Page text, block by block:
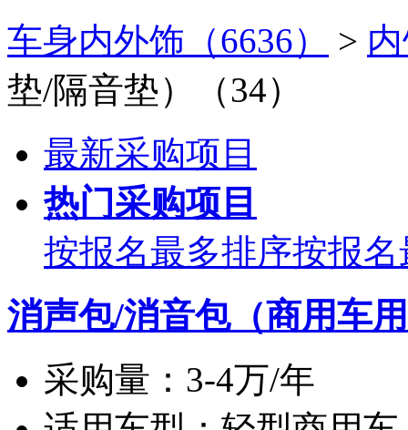
车身内外饰（6636）
>
垫/隔音垫）（34）
最新采购项目
热门采购项目
按报名最多排序按报
消声包/消音包（商用车
采购量： 3-4万/年